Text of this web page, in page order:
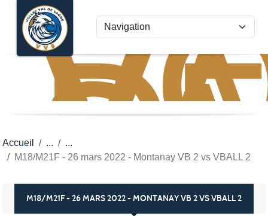
Accueil
M18/M21F - 26 mars 2022 - Montanay VB 2 vs VBALL 2
M18/M21F - 26 MARS 2022 - MONTANAY VB 2 VS VBALL 2
Panneau de gestion des cookies